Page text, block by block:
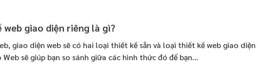
web giao diện riêng là gì?
giao diện web sẽ có hai loại thiết kế sẵn và loại thiết kế web giao diện
Web sẽ giúp bạn so sánh giữa các hình thức đó để bạn...